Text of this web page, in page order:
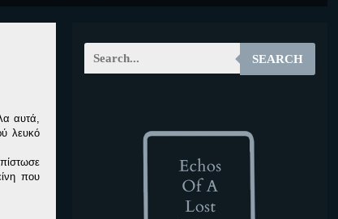
αυτά,
λευκό
που
SEARCH